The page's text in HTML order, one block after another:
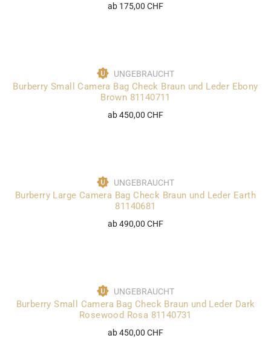
ab 175,00 CHF
UNGEBRAUCHT
Burberry Small Camera Bag Check Braun und Leder Ebony
Brown 81140711
ab 450,00 CHF
UNGEBRAUCHT
Burberry Large Camera Bag Check Braun und Leder Earth
81140681
ab 490,00 CHF
UNGEBRAUCHT
Burberry Small Camera Bag Check Braun und Leder Dark
Rosewood Rosa 81140731
ab 450,00 CHF